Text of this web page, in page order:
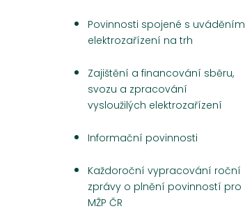
Povinnosti spojené s uváděním
elektrozařízení na trh
Zajištění a financování sběru,
svozu a zpracování
vysloužilých elektrozařízení
Informační povinnosti
Každoroční vypracování roční
zprávy o plnění povinností pro
MŽP ČR